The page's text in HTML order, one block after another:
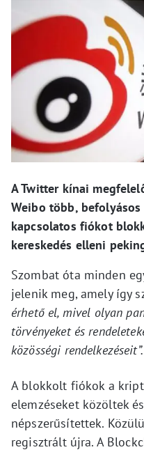
A Twitter kínai
Weibo több,
kapcsolatos fiókot
kereskedés elleni
Szombat óta minden
jelenik meg, amely így
érhető el, mivel olyan
törvényeket és
közösségi rendelkezéseit”.
A blokkolt fiókok a
elemzéseket közöltek
népszerűsítettek.
regisztrált újra. A